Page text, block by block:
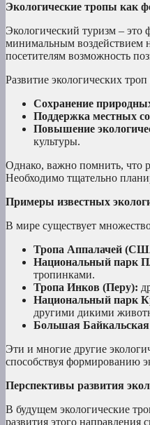
Экологические тропы как
Экологический туризм – это
минимальным воздействием
посетителям возможность
Развитие экологических
Сохранение
Поддержка местных
Повышение
культуры.
Однако, важно помнить, что
Необходимо тщательно
Примеры известных
В мире существует
Тропа Аппалачей
Национальный парк
тропинками.
Тропа Инков (Перу):
Национальный парк
другими дикими
Большая Байкальская
Эти и многие другие
способствуя формированию
Перспективы развития
В будущем экологические
развития этого направления